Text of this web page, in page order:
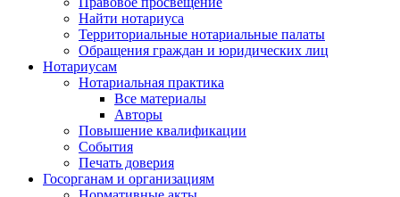
Найти нотариуса
Территориальные нотариальные палаты
Обращения граждан и юридических лиц
Нотариусам
Нотариальная практика
Все материалы
Авторы
Повышение квалификации
События
Печать доверия
Госорганам и организациям